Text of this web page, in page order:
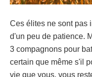
Ces élites ne sont pas
d'un peu de patience.
3 compagnons pour
certain que même s'il
vie que vous, vous